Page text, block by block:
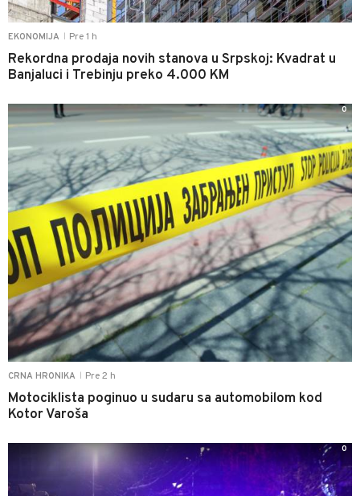
EKONOMIJA Pre 1 h
Rekordna prodaja novih stanova u Srpskoj: Kvadrat u
Banjaluci i Trebinju preko 4.000 KM
CRNA HRONIKA Pre 2 h
Motociklista poginuo u sudaru sa automobilom kod
Kotor Varoša
0
0